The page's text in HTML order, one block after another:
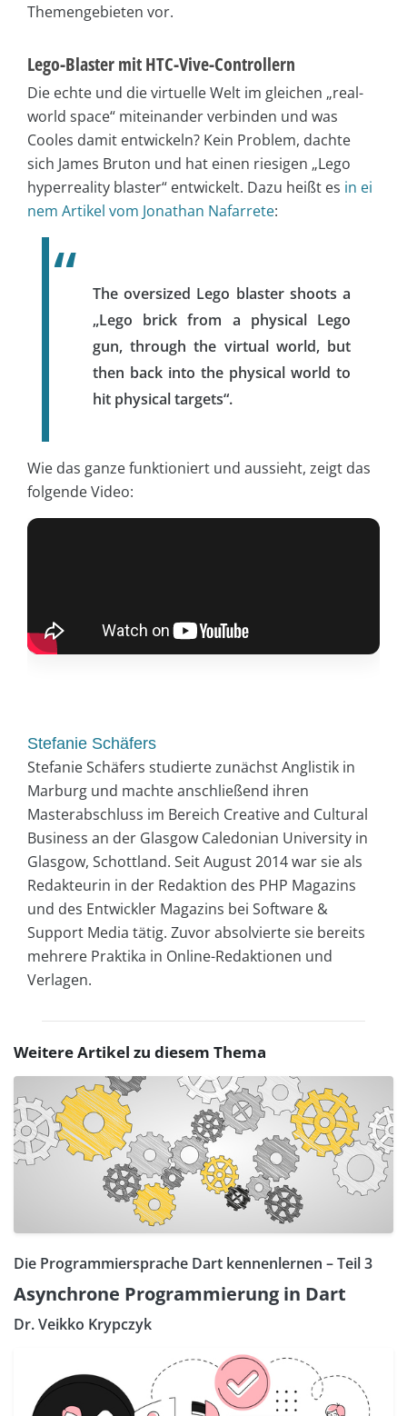
Themengebieten vor.
Lego-Blaster mit HTC-Vive-Controllern
Die echte und die virtuelle Welt im gleichen „real-
world space“ miteinander verbinden und was
Cooles damit entwickeln? Kein Problem, dachte
sich James Bruton und hat einen riesigen „Lego
hyperreality blaster“ entwickelt. Dazu heißt es in ei
nem Artikel vom Jonathan Nafarrete:
The oversized Lego blaster shoots a
„Lego brick from a physical Lego
gun, through the virtual world, but
then back into the physical world to
hit physical targets“.
Wie das ganze funktioniert und aussieht, zeigt das
folgende Video:
Stefanie Schäfers
Stefanie Schäfers studierte zunächst Anglistik in
Marburg und machte anschließend ihren
Masterabschluss im Bereich Creative and Cultural
Business an der Glasgow Caledonian University in
Glasgow, Schottland. Seit August 2014 war sie als
Redakteurin in der Redaktion des PHP Magazins
und des Entwickler Magazins bei Software &
Support Media tätig. Zuvor absolvierte sie bereits
mehrere Praktika in Online-Redaktionen und
Verlagen.
Weitere Artikel zu diesem Thema
Die Programmiersprache Dart kennenlernen – Teil 3
Asynchrone Programmierung in Dart
Dr. Veikko Krypczyk